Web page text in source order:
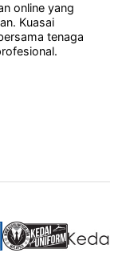
online yang
Kuasai
tenaga